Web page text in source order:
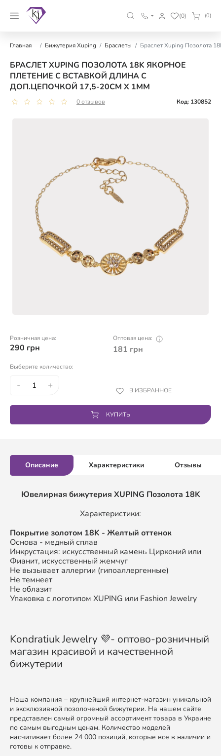
(0) (0)
Главная Бижутерия Xuping Браслеты Браслет Xuping Позолота
БРАСЛЕТ XUPING ПОЗОЛОТА 18K ЯКОРНОЕ
ПЛЕТЕНИЕ С ВСТАВКОЙ ДЛИНА С
ДОП.ЦЕПОЧКОЙ 17,5-20СМ Х 1ММ
0 отзывов Код: 130852
Розничная цена:
290 грн
Оптовая цена:
181 грн
Выберите количество:
- + В ИЗБРАННОЕ
КУПИТЬ
Описание Характеристики Отзывы
Ювелирная бижутерия XUPING Позолота 18K
Характеристики:
Покрытие золотом 18K - Желтый оттенок
Основа - медный сплав
Инкрустация: искусственный камень Цирконий или
Фианит, искусственный жемчуг
Не вызывает аллергии (гипоаллергенные)
Не темнеет
Не облазит
Упаковка с логотипом XUPING или Fashion Jewelry
Kondratiuk Jewelry 💜- оптово-розничный
магазин красивой и качественной
бижутерии
Наша компания – крупнейший интернет-магазин уникальной
и эксклюзивной позолоченой бижутерии. На нашем сайте
представлен самый огромный ассортимент товара в Украине
по самым выгодным ценам. Количество моделей
насчитивает более 24 000 позиций, которые все в наличии и
готовы к отправке.